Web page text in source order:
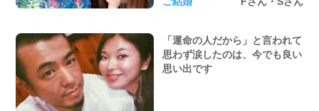
「運命の人だから」と言われて
思わず涙したのは、今でも良い
思い出です